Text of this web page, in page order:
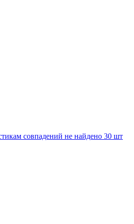
совпадений не найдено 30 шт